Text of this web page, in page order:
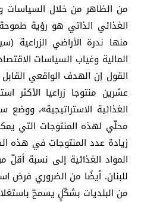
من الظاهر من خلال السياسات
الغذائي الذاتي هو رؤية
منها ندرة الأراضي الزراعية
المالية وغياب السياسات
القول إن الهدف الواقعي
عشرين منتوجا زراعيا الأكثر
الغذائية الاستراتيجية»،
محلّي لهذه المنتوجات التي
زيادة عدد المنتوجات في هذه
المواد الغذائية إلى نسبة
للبنان. أيضًا من الضروري فرض
من البلديات بشكّلٍ يسمحّ